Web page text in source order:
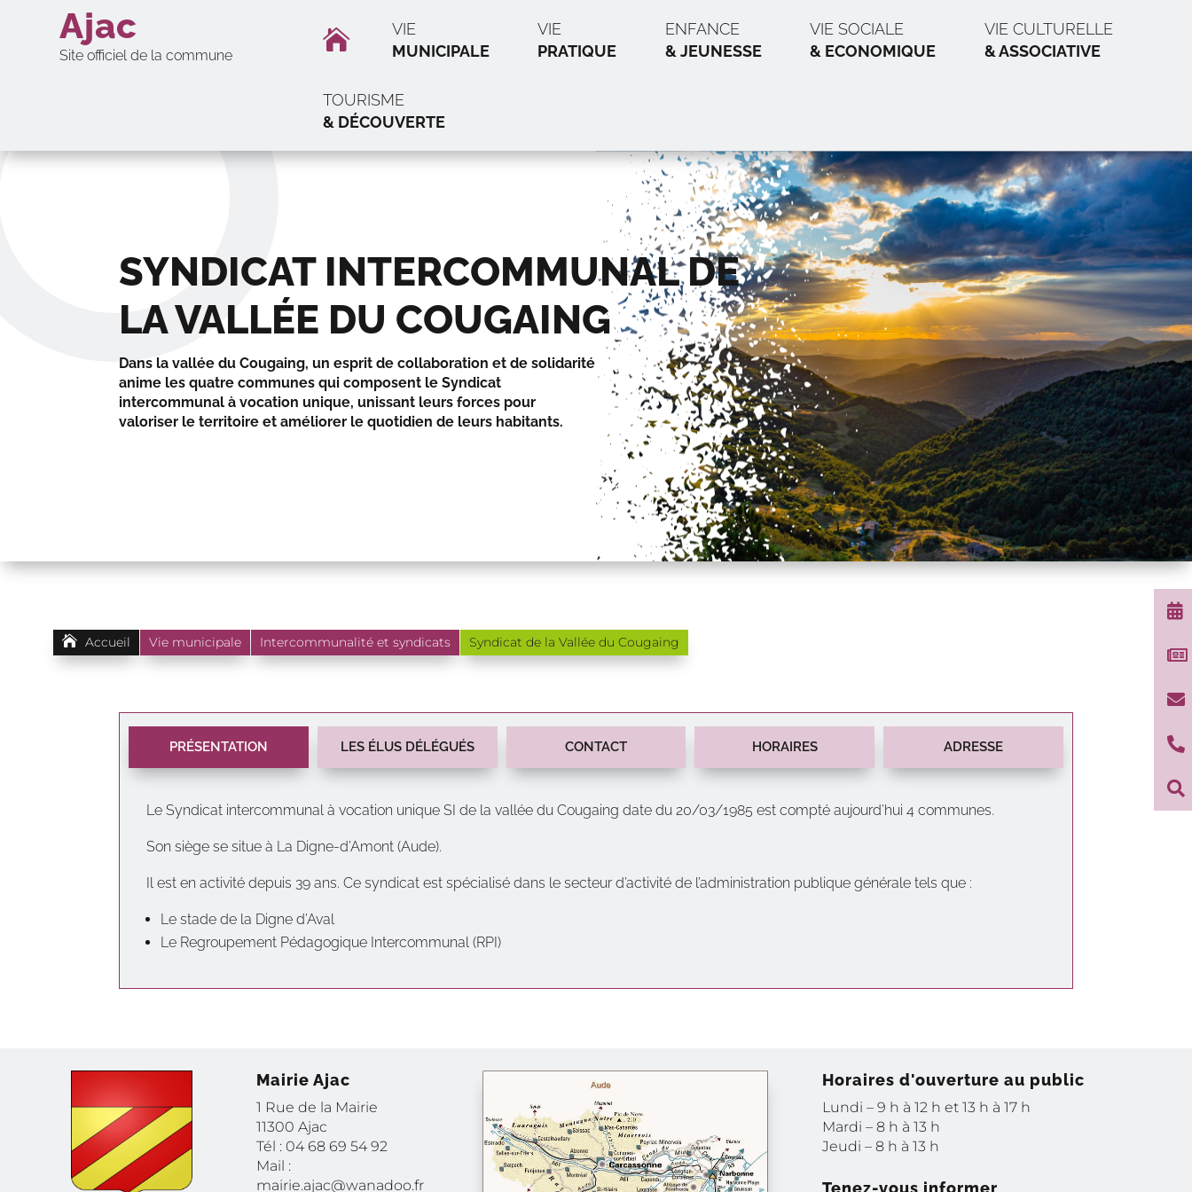
Ajac
Site officiel de la commune

VIE
MUNICIPALE
VIE
PRATIQUE
ENFANCE
& JEUNESSE
VIE SOCIALE
& ECONOMIQUE
VIE CULTURELLE
& ASSOCIATIVE
TOURISME
& DÉCOUVERTE





SYNDICAT INTERCOMMUNAL DE
LA VALLÉE DU COUGAING
Dans la vallée du Cougaing, un esprit de collaboration et de solidarité
anime les quatre communes qui composent le Syndicat
intercommunal à vocation unique, unissant leurs forces pour
valoriser le territoire et améliorer le quotidien de leurs habitants.
 Accueil Vie municipale Intercommunalité et syndicats Syndicat de la Vallée du Cougaing
PRÉSENTATION LES ÉLUS DÉLÉGUÉS CONTACT HORAIRES ADRESSE
Le Syndicat intercommunal à vocation unique SI de la vallée du Cougaing date du 20/03/1985 est compté aujourd’hui 4 communes.
Son siège se situe à La Digne-d’Amont (Aude).
Il est en activité depuis 39 ans. Ce syndicat est spécialisé dans le secteur d’activité de l’administration publique générale tels que :
Le stade de la Digne d’Aval
Le Regroupement Pédagogique Intercommunal (RPI)
Mairie Ajac
1 Rue de la Mairie
11300 Ajac
Tél : 04 68 69 54 92
Mail :
mairie.ajac@wanadoo.fr
Horaires d'ouverture au public
Lundi – 9 h à 12 h et 13 h à 17 h
Mardi – 8 h à 13 h
Jeudi – 8 h à 13 h
Tenez-vous informer